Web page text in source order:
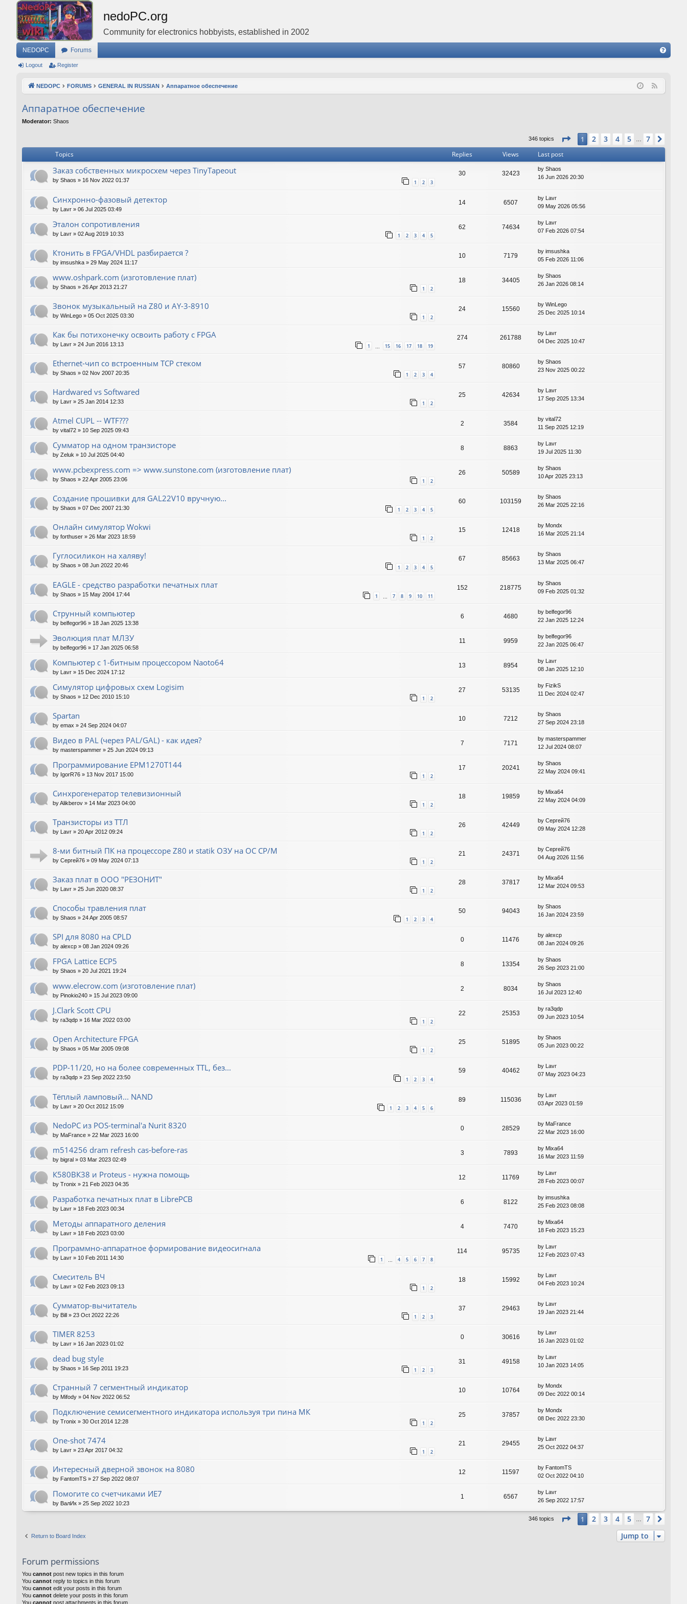
nedoPC.org
Community for electronics hobbyists, established in 2002
NEDOPC Forums
Q
Logout Register
NEDOPC FORUMS GENERAL IN RUSSIAN Аппаратное обеспечение
Аппаратное обеспечение
Moderator: Shaos
346 topics Page 1of7
1 2 3 4 5 … 7
Topics Replies Views Last post
Заказ собственных микросхем через TinyTapeout
by Shaos » 16 Nov 2022 01:37 1 2 3
30 32423
by Shaos
16 Jun 2026 20:30
Синхронно-фазовый детектор
by Lavr » 06 Jul 2025 03:49
14 6507
by Lavr
09 May 2026 05:56
Эталон сопротивления
by Lavr » 02 Aug 2019 10:33 1 2 3 4 5
62 74634
by Lavr
07 Feb 2026 07:54
Ктонить в FPGA/VHDL разбирается ?
by imsushka » 29 May 2024 11:17
10 7179
by imsushka
05 Feb 2026 11:06
www.oshpark.com (изготовление плат)
by Shaos » 26 Apr 2013 21:27 1 2
18 34405
by Shaos
26 Jan 2026 08:14
Звонок музыкальный на Z80 и AY-3-8910
by WinLego » 05 Oct 2025 03:30 1 2
24 15560
by WinLego
25 Dec 2025 10:14
Как бы потихонечку освоить работу с FPGA
by Lavr » 24 Jun 2016 13:13 1 15 16 17 18 19
274 261788
by Lavr
04 Dec 2025 10:47
Ethernet-чип со встроенным TCP стеком
by Shaos » 02 Nov 2007 20:35 1 2 3 4
57 80860
by Shaos
23 Nov 2025 00:22
Hardwared vs Softwared
by Lavr » 25 Jan 2014 12:33 1 2
25 42634
by Lavr
17 Sep 2025 13:34
Atmel CUPL -- WTF???
by vital72 » 10 Sep 2025 09:43
2 3584
by vital72
11 Sep 2025 12:19
Сумматор на одном транзисторе
by Zeluk » 10 Jul 2025 04:40
8 8863
by Lavr
19 Jul 2025 11:30
www.pcbexpress.com => www.sunstone.com (изготовление плат)
by Shaos » 22 Apr 2005 23:06 1 2
26 50589
by Shaos
10 Apr 2025 23:13
Создание прошивки для GAL22V10 вручную...
by Shaos » 07 Dec 2007 21:30 1 2 3 4 5
60 103159
by Shaos
26 Mar 2025 22:16
Онлайн симулятор Wokwi
by forthuser » 26 Mar 2023 18:59 1 2
15 12418
by Mondx
16 Mar 2025 21:14
Гуглосиликон на халяву!
by Shaos » 08 Jun 2022 20:46 1 2 3 4 5
67 85663
by Shaos
13 Mar 2025 06:47
EAGLE - средство разработки печатных плат
by Shaos » 15 May 2004 17:44 1 7 8 9 10 11
152 218775
by Shaos
09 Feb 2025 01:32
Струнный компьютер
by belfegor96 » 18 Jan 2025 13:38
6 4680
by belfegor96
22 Jan 2025 12:24
Эволюция плат МЛЗУ
by belfegor96 » 17 Jan 2025 06:58
11 9959
by belfegor96
22 Jan 2025 06:47
Компьютер с 1-битным процессором Naoto64
by Lavr » 15 Dec 2024 17:12
13 8954
by Lavr
08 Jan 2025 12:10
Симулятор цифровых схем Logisim
by Shaos » 12 Dec 2010 15:10 1 2
27 53135
by FizikS
11 Dec 2024 02:47
Spartan
by emax » 24 Sep 2024 04:07
10 7212
by Shaos
27 Sep 2024 23:18
Видео в PAL (через PAL/GAL) - как идея?
by masterspammer » 25 Jun 2024 09:13
7 7171
by masterspammer
12 Jul 2024 08:07
Программирование EPM1270T144
by IgorR76 » 13 Nov 2017 15:00 1 2
17 20241
by Shaos
22 May 2024 09:41
Синхрогенератор телевизионный
byAlikberov » 14 Mar 2023 04:00 1 2
18 19859
by Mixa64
22 May 2024 04:09
Транзисторы из ТТЛ
by Lavr » 20 Apr 2012 09:24 1 2
26 42449
by Сергей76
09 May 2024 12:28
8-ми битный ПК на процессоре Z80 и statik ОЗУ на ОС СР/М
by Сергей76 » 09 May 2024 07:13 1 2
21 24371
by Сергей76
04 Aug 2026 11:56
Заказ плат в ООО "РЕЗОНИТ"
by Lavr » 25 Jun 2020 08:37 1 2
28 37817
by Mixa64
12 Mar 2024 09:53
Способы травления плат
by Shaos » 24 Apr 2005 08:57 1 2 3 4
50 94043
by Shaos
16 Jan 2024 23:59
SPI для 8080 на CPLD
by alexcp » 08 Jan 2024 09:26
0 11476
by alexcp
08 Jan 2024 09:26
FPGA Lattice ECP5
by Shaos » 20 Jul 2021 19:24
8 13354
by Shaos
26 Sep 2023 21:00
www.elecrow.com (изготовление плат)
by Pinokio240 » 15 Jul 2023 09:00
2 8034
by Shaos
16 Jul 2023 12:40
J.Clark Scott CPU
by ra3qdp » 16 Mar 2022 03:00 1 2
22 25353
by ra3qdp
09 Jun 2023 10:54
Open Architecture FPGA
by Shaos » 05 Mar 2005 09:08 1 2
25 51895
by Shaos
05 Jun 2023 00:22
PDP-11/20, но на более современных TTL, без...
by ra3qdp » 23 Sep 2022 23:50 1 2 3 4
59 40462
by Lavr
07 May 2023 04:23
Тёплый ламповый... NAND
by Lavr » 20 Oct 2012 15:09 1 2 3 4 5 6
89 115036
by Lavr
03 Apr 2023 01:59
NedoPC из POS-terminal'а Nurit 8320
by MaFrance » 22 Mar 2023 16:00
0 28529
by MaFrance
22 Mar 2023 16:00
m514256 dram refresh cas-before-ras
by bigral » 03 Mar 2023 02:49
3 7893
by Mixa64
16 Mar 2023 11:59
К580ВК38 и Proteus - нужна помощь
by Tronix » 21 Feb 2023 04:35
12 11769
by Lavr
28 Feb 2023 00:07
Разработка печатных плат в LibrePCB
by Lavr » 18 Feb 2023 00:34
6 8122
by imsushka
25 Feb 2023 08:08
Методы аппаратного деления
by Lavr » 18 Feb 2023 03:00
4 7470
by Mixa64
18 Feb 2023 15:23
Программно-аппаратное формирование видеосигнала
by Lavr » 10 Feb 2011 14:30 1 4 5 6 7 8
114 95735
by Lavr
12 Feb 2023 07:43
Смеситель ВЧ
by Lavr » 02 Feb 2023 09:13 1 2
18 15992
by Lavr
04 Feb 2023 10:24
Сумматор-вычитатель
by Bill » 23 Oct 2022 22:26 1 2 3
37 29463
by Lavr
19 Jan 2023 21:44
TIMER 8253
by Lavr » 16 Jan 2023 01:02
0 30616
by Lavr
16 Jan 2023 01:02
dead bug style
by Shaos » 16 Sep 2011 19:23 1 2 3
31 49158
by Lavr
10 Jan 2023 14:05
Странный 7 сегментный индикатор
by Mifody » 04 Nov 2022 06:52
10 10764
by Mondx
09 Dec 2022 00:14
Подключение семисегментного индикатора используя три пина МК
by Tronix » 30 Oct 2014 12:28 1 2
25 37857
by Mondx
08 Dec 2022 23:30
One-shot 7474
by Lavr » 23 Apr 2017 04:32 1 2
21 29455
by Lavr
25 Oct 2022 04:37
Интересный дверной звонок на 8080
by FantomTS » 27 Sep 2022 08:07
12 11597
by FantomTS
02 Oct 2022 04:10
Помогите со счетчиками ИЕ7
by ВалИк » 25 Sep 2022 10:23
1 6567
by
Lavr
26 Sep 2022 17:57
346 topics Page 1of7
1 2 3 4 5 7
Return to Board Index Jump to
Forum permissions
You cannot post new topics in this forum
You cannot reply to topics in this forum
You cannot edit your posts in this forum
You cannot delete your posts in this forum
You cannot post attachments in this forum